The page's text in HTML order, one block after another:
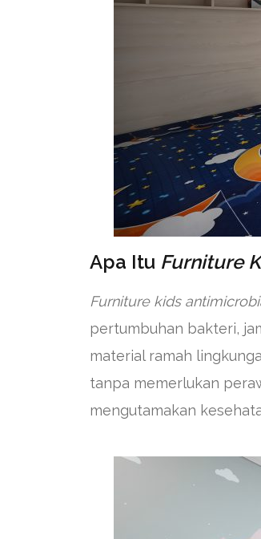
Apa Itu Furniture
Furniture kids
pertumbuhan bakteri,
material ramah
tanpa memerlukan
mengutamakan